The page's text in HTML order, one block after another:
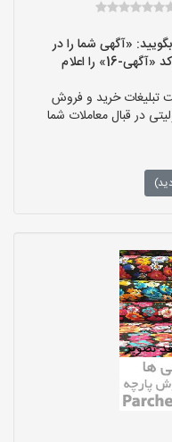
«آگهی شما را در
سایت «پارچه فروشی ها» دیده ام و کد «آگهی-16» را اعلام
تبلیغات خرید و فروش
در قبال معاملات شما